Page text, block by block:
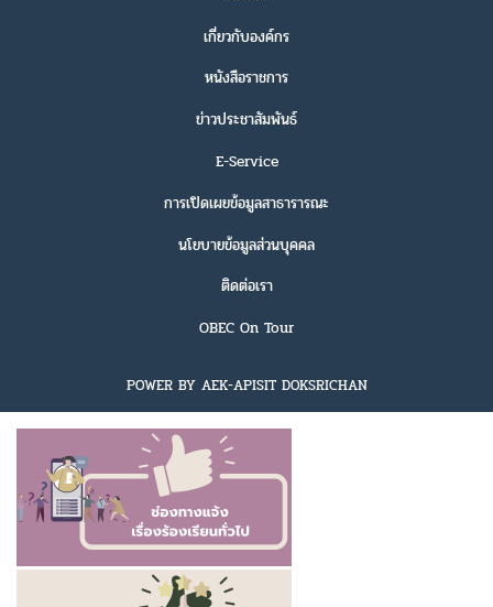
เกี่ยวกับองค์กร
หนังสือราชการ
ข่าวประชาสัมพันธ์
E-Service
การเปิดเผยข้อมูลสาธารารณะ
นโยบายข้อมูลส่วนบุคคล
ติดต่อเรา
OBEC On Tour
POWER BY AEK-APISIT DOKSRICHAN